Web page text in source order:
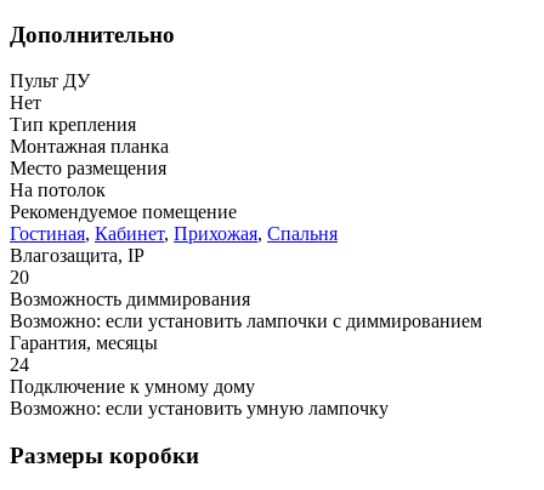
Дополнительно
Пульт ДУ
Нет
Тип крепления
Монтажная планка
Место размещения
На потолок
Рекомендуемое помещение
Гостиная, Кабинет, Прихожая, Спальня
Влагозащита, IP
20
Возможность диммирования
Возможно: если установить лампочки с диммированием
Гарантия, месяцы
24
Подключение к умному дому
Возможно: если установить умную лампочку
Размеры коробки